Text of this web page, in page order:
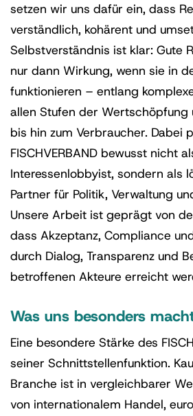
setzen wir uns dafür ein, dass
verständlich, kohärent und
Selbstverständnis ist klar: Gute
nur dann Wirkung, wenn sie in
funktionieren – entlang
allen Stufen der Wertschöpfung
bis hin zum Verbraucher. Dabei
FISCHVERBAND bewusst nicht
Interessenlobbyist, sondern als
Partner für Politik, Verwaltung
Unsere Arbeit ist geprägt von
dass Akzeptanz, Compliance
durch Dialog, Transparenz und
betroffenen Akteure erreicht
Was uns besonders
Eine besondere Stärke des
seiner Schnittstellenfunktion.
Branche ist in vergleichbarer
von internationalem Handel,